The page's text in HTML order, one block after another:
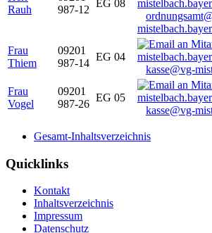
Rauh
987-12
EG 08
Frau
Thiem
09201
987-14
EG 04
kasse@vg-
Frau
Vogel
09201
987-26
EG 05
kasse@vg-
Gesamt-Inhaltsverzeichnis
Quicklinks
Kontakt
Inhaltsverzeichnis
Impressum
Datenschutz